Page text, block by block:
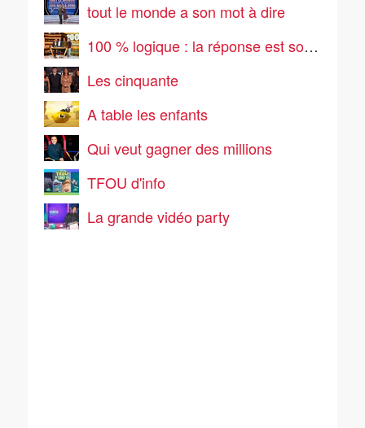
tout le monde a son mot à dire
100 % logique : la réponse est sous vos yeux
Les cinquante
A table les enfants
Qui veut gagner des millions
TFOU d'info
La grande vidéo party